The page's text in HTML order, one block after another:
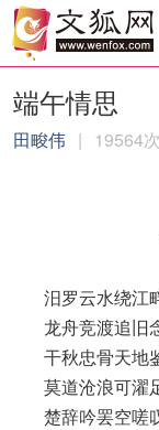
端午情思
田畯伟 | 19564
汨罗云水绕江
龙舟竞渡追旧
干秋忠骨天地
莫道沧浪可濯
楚辞吟罢空嗟